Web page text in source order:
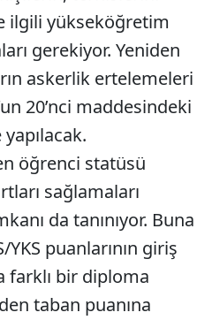
ilgili yükseköğretim
gerekiyor. Yeniden
askerlik ertelemeleri
20’nci maddesindeki
öğrenci statüsü
sağlamaları
da tanınıyor. Buna
puanlarının giriş
farklı bir diploma
taban puanına